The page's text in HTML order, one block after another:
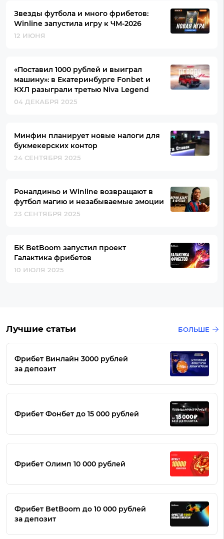
Звезды футбола и много фрибетов:
Winline запустила игру к ЧМ-2026
12 ИЮНЯ
«Поставил 1000 рублей и выиграл
машину»: в Екатеринбурге Fonbet и
КХЛ разыграли третью Niva Legend
04 ДЕКАБРЯ 2025
Минфин планирует новые налоги для
букмекерских контор
24 СЕНТЯБРЯ 2025
Роналдиньо и Winline возвращают в
футбол магию и незабываемые эмоции
23 СЕНТЯБРЯ 2025
БК BetBoom запустил проект
Галактика фрибетов
10 ИЮЛЯ 2025
Лучшие статьи БОЛЬШЕ
Фрибет Винлайн 3000 рублей
за депозит
Фрибет Фонбет до 15 000 рублей
Фрибет Олимп 10 000 рублей
Фрибет BetBoom до 10 000 рублей
за депозит